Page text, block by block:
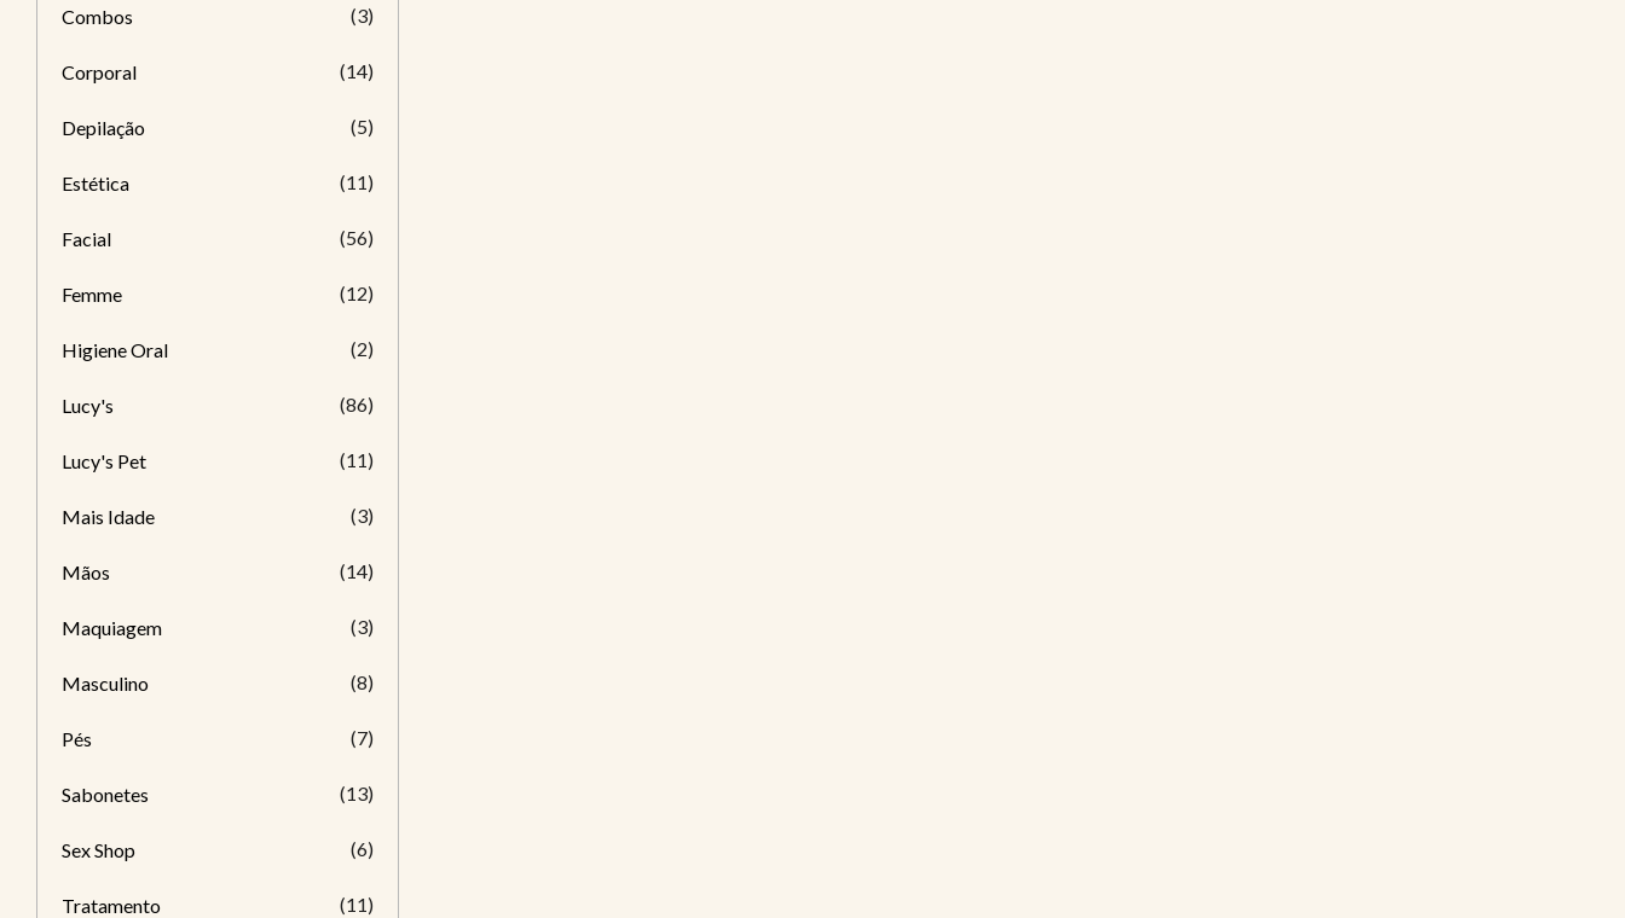
Combos (3)
Corporal (14)
Depilação (5)
Estética (11)
Facial (56)
Femme (12)
Higiene Oral (2)
Lucy's (86)
Lucy's Pet (11)
Mais Idade (3)
Mãos (14)
Maquiagem (3)
Masculino (8)
Pés (7)
Sabonetes (13)
Sex Shop (6)
Tratamento (11)